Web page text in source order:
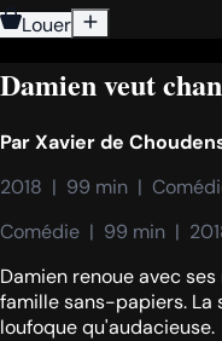
Louer
Damien veut
ParXavier de
2018  |  99 min  |
Comédie  |  99 min  |
Damien renoue avec
famille sans-papiers. La
loufoque qu'audacieuse.